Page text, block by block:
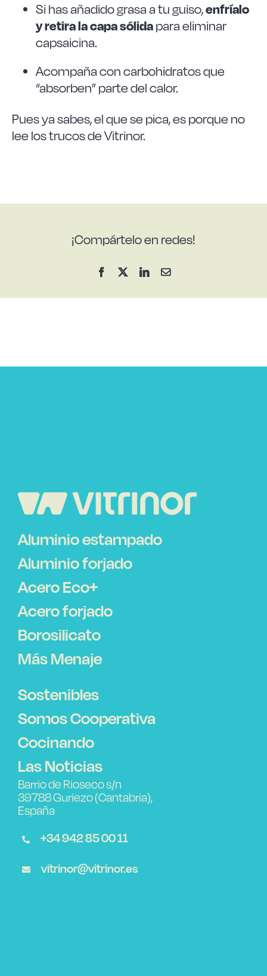
Si has añadido grasa a tu guiso,enfríalo
y retira la capa sólidapara eliminar
capsaicina.
Acompaña con carbohidratos que
“absorben” parte del calor.
Pues ya sabes, el que se pica, es porque no
lee los trucos de Vitrinor.
¡Compártelo en redes!
Facebook
X LinkedInCorreo
Aluminio estampado
Aluminio forjado
Acero Eco+
Acero forjado
Borosilicato
Más Menaje
Sostenibles
Somos Cooperativa
Cocinando
Las Noticias
Barrio de Rioseco s/n
39788 Guriezo (Cantabria),
España
+34 942 85 00 11
vitrinor@vitrinor.es